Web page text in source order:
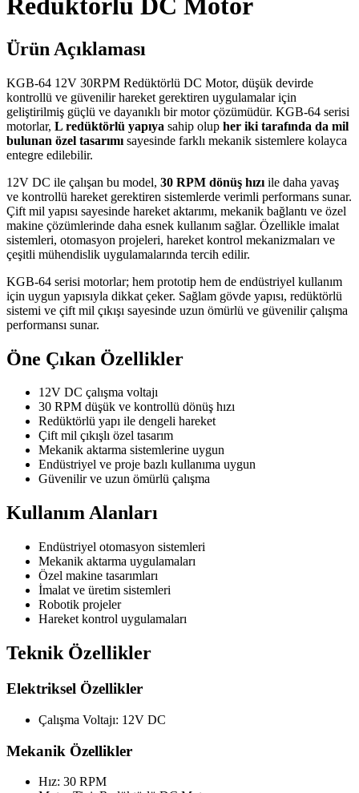
Redüktörlü DC Motor
Ürün Açıklaması
KGB-64 12V 30RPM Redüktörlü DC Motor, düşük devirde
kontrollü ve güvenilir hareket gerektiren uygulamalar için
geliştirilmiş güçlü ve dayanıklı bir motor çözümüdür. KGB-64 serisi
motorlar, L redüktörlü yapıya sahip olup her iki tarafında da mil
bulunan özel tasarımı sayesinde farklı mekanik sistemlere kolayca
entegre edilebilir.
12V DC ile çalışan bu model, 30 RPM dönüş hızı ile daha yavaş
ve kontrollü hareket gerektiren sistemlerde verimli performans sunar.
Çift mil yapısı sayesinde hareket aktarımı, mekanik bağlantı ve özel
makine çözümlerinde daha esnek kullanım sağlar. Özellikle imalat
sistemleri, otomasyon projeleri, hareket kontrol mekanizmaları ve
çeşitli mühendislik uygulamalarında tercih edilir.
KGB-64 serisi motorlar; hem prototip hem de endüstriyel kullanım
için uygun yapısıyla dikkat çeker. Sağlam gövde yapısı, redüktörlü
sistemi ve çift mil çıkışı sayesinde uzun ömürlü ve güvenilir çalışma
performansı sunar.
Öne Çıkan Özellikler
12V DC çalışma voltajı
30 RPM düşük ve kontrollü dönüş hızı
Redüktörlü yapı ile dengeli hareket
Çift mil çıkışlı özel tasarım
Mekanik aktarma sistemlerine uygun
Endüstriyel ve proje bazlı kullanıma uygun
Güvenilir ve uzun ömürlü çalışma
Kullanım Alanları
Endüstriyel otomasyon sistemleri
Mekanik aktarma uygulamaları
Özel makine tasarımları
İmalat ve üretim sistemleri
Robotik projeler
Hareket kontrol uygulamaları
Teknik Özellikler
Elektriksel Özellikler
Çalışma Voltajı: 12V DC
Mekanik Özellikler
Hız: 30 RPM